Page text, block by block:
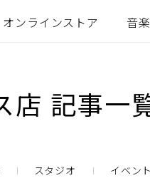
オンラインストア 音
店 記事一
スタジオ イベント